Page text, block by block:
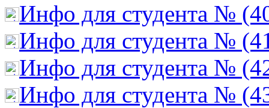
Инфо для студента №
Инфо для студента №
Инфо для студента №
Инфо для студента №